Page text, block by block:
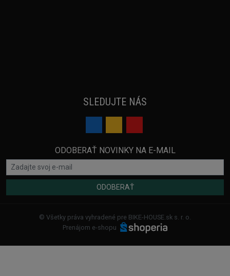
SLEDUJTE NÁS
ODOBERAŤ NOVINKY NA E-MAIL
ODOBERAŤ
© Všetky práva vyhradené pre BIKE-HOUSE.sk s. r. o.
Prenájom e-shopu